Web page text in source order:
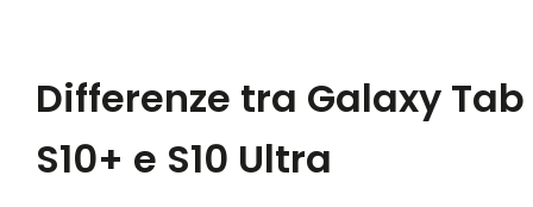
Differenze tra Galaxy Tab
S10+ e S10 Ultra